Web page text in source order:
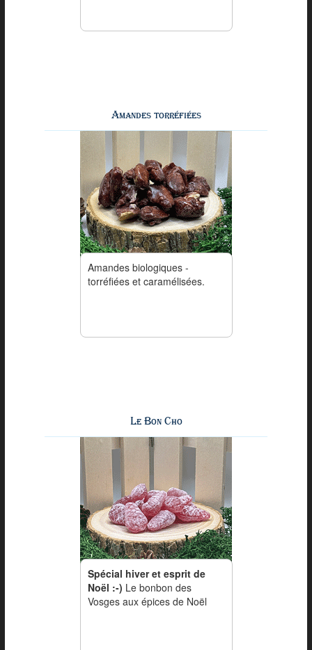
Amandes torréfiées
Amandes biologiques -
torréfiées et caramélisées.
Le Bon Cho
Spécial hiver et esprit de
Noël :-) Le bonbon des
Vosges aux épices de Noël